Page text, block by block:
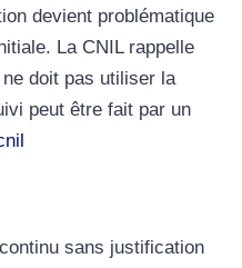
devient problématique
La CNIL rappelle
ne doit pas utiliser la
peut être fait par un
sans justification